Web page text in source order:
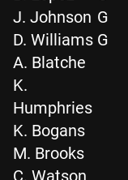
J. Johnson G
D. Williams G
A. Blatche
K.
Humphries
K. Bogans
M. Brooks
C. Watson